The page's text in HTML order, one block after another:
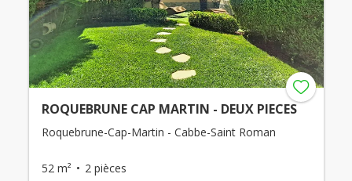
ROQUEBRUNE CAP MARTIN - DEUX PIECES
Roquebrune-Cap-Martin - Cabbe-Saint Roman
52 m² 2 pièces